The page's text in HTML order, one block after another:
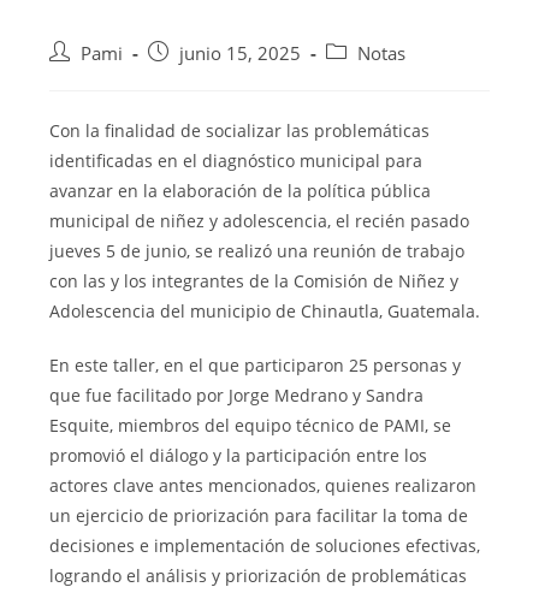
Pami junio 15, 2025 Notas
Con la finalidad de socializar las problemáticas
identificadas en el diagnóstico municipal para
avanzar en la elaboración de la política pública
municipal de niñez y adolescencia, el recién pasado
jueves 5 de junio, se realizó una reunión de trabajo
con las y los integrantes de la Comisión de Niñez y
Adolescencia del municipio de Chinautla, Guatemala.
En este taller, en el que participaron 25 personas y
que fue facilitado por Jorge Medrano y Sandra
Esquite, miembros del equipo técnico de PAMI, se
promovió el diálogo y la participación entre los
actores clave antes mencionados, quienes realizaron
un ejercicio de priorización para facilitar la toma de
decisiones e implementación de soluciones efectivas,
logrando el análisis y priorización de problemáticas